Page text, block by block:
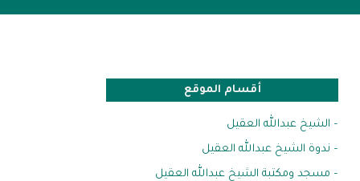
أقسام الموقع
– الشيخ عبدالله العقيل
– ندوة الشيخ عبدالله العقيل
– مسجد ومكتبة الشيخ عبدالله العقيل